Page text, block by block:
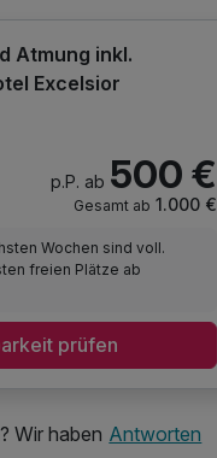
Atmung inkl.
Excelsior
p.P. ab 500 €
Gesamt ab 1.000 €
Wochen sind voll.
freien Plätze ab
prüfen
Wir haben Antworten